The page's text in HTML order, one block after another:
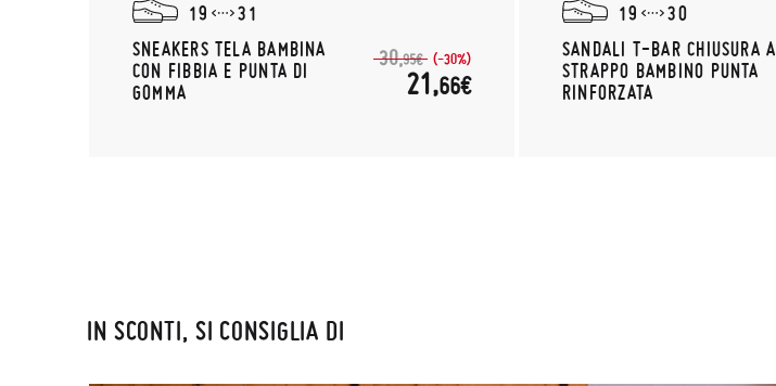
19
31
SNEAKERS TELA BAMBINA
CON FIBBIA E PUNTA DI
GOMMA
30,95€ (-30%)
21,66€
19
30
SANDALI T-BAR CHIUSURA A
STRAPPO BAMBINO PUNTA
RINFORZATA
IN SCONTI, SI CONSIGLIA DI